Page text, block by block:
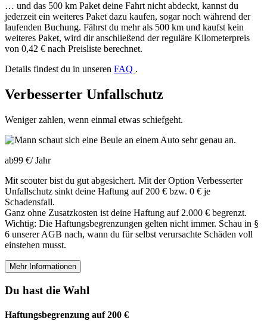
… und das 500 km Paket deine Fahrt nicht abdeckt, kannst du
jederzeit ein weiteres Paket dazu kaufen, sogar noch während der
laufenden Buchung. Fährst du mehr als 500 km und kaufst kein
weiteres Paket, wird dir anschließend der reguläre Kilometerpreis
von 0,42 € nach Preisliste berechnet.
Details findest du in unseren FAQ .
Verbesserter Unfallschutz
Weniger zahlen, wenn einmal etwas schiefgeht.
ab99 €/Jahr
Mit scouter bist du gut abgesichert. Mit der Option Verbesserter
Unfallschutz sinkt deine Haftung auf 200 € bzw. 0 € je
Schadensfall.
Ganz ohne Zusatzkosten ist deine Haftung auf 2.000 € begrenzt.
Wichtig: Die Haftungsbegrenzungen gelten nicht immer. Schau in §
6 unserer AGB nach, wann du für selbst verursachte Schäden voll
einstehen musst.
Mehr Informationen
Du hast die Wahl
Haftungsbegrenzung auf 200 €